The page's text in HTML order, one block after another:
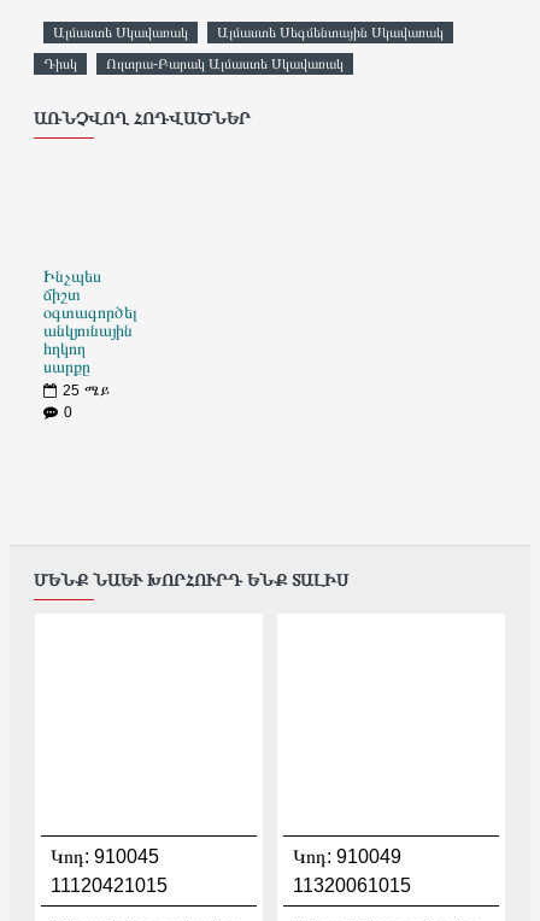
Ալմաստե Սկավառակ
Ալմաստե Սեգմենտային Սկավառակ
Դիսկ
Ուլտրա-Բարակ Ալմաստե Սկավառակ
ԱՌՆՉՎՈՂ ՀՈԴՎԱԾՆԵՐ
Ինչպես
ճիշտ
օգտագործել
անկյունային
հղկող
սարքը
25 ሜይ
0
ՄԵՆՔ ՆԱԵՒ ԽՈՐՀՈՒՐԴ ԵՆՔ ՏԱԼԻՍ
Կոդ: 910045
11120421015
Կոդ: 910049
11320061015